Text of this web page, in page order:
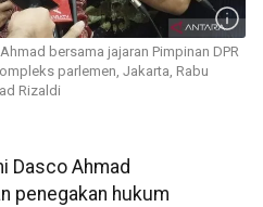
bersama jajaran Pimpinan DPR
parlemen, Jakarta, Rabu
Rizaldi
Dasco Ahmad
penegakan hukum